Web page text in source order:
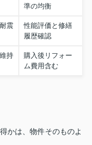
準の均衡
震
性能評価と修繕
履歴確認
持
購入後リフォー
ム費用含む
かは、物件そのものよ